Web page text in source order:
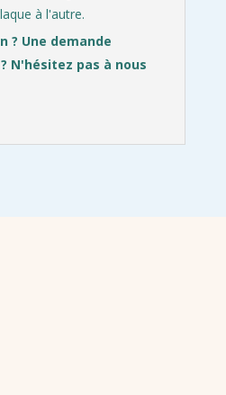
à l'autre.
? Une demande
N'hésitez pas à nous